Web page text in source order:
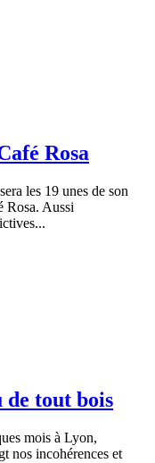
Rosa
les 19 unes de son
Rosa. Aussi
tout bois
mois à Lyon,
nos incohérences et